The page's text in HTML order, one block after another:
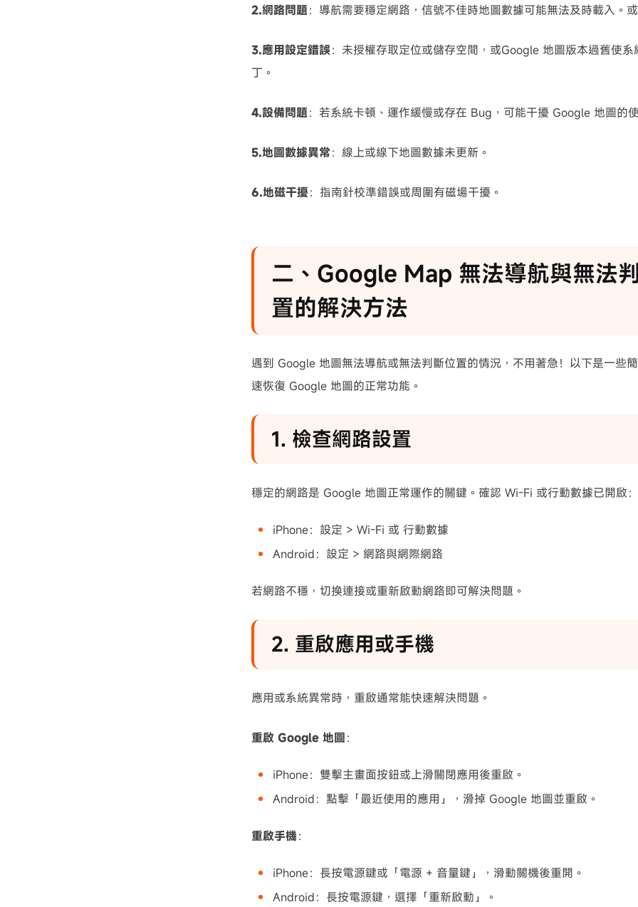
2.網路問題：導航需要穩定網路，信號不佳時地圖數據可能無法及時載入。
3.應用設定錯誤：未授權存取定位或儲存空間，或Google 地圖版本過舊使
丁。
4.設備問題：若系統卡頓、運作緩慢或存在 Bug，可能干擾 Google 地圖的
5.地圖數據異常：線上或線下地圖數據未更新。
6.地磁干擾：指南針校準錯誤或周圍有磁場干擾。
二、Google Map 無法導航與無法
置的解決方法
遇到 Google 地圖無法導航或無法判斷位置的情況，不用著急！以下是一些
速恢復 Google 地圖的正常功能。
1. 檢查網路設置
穩定的網路是 Google 地圖正常運作的關鍵。確認 Wi-Fi 或行動數據已開啟：
iPhone：設定 > Wi-Fi 或 行動數據
Android：設定 > 網路與網際網路
若網路不穩，切換連接或重新啟動網路即可解決問題。
2. 重啟應用或手機
應用或系統異常時，重啟通常能快速解決問題。
重啟 Google 地圖：
iPhone：雙擊主畫面按鈕或上滑關閉應用後重啟。
Android：點擊「最近使用的應用」，滑掉 Google 地圖並重啟。
重啟手機：
iPhone：長按電源鍵或「電源 + 音量鍵」，滑動關機後重開。
Android：長按電源鍵，選擇「重新啟動」。